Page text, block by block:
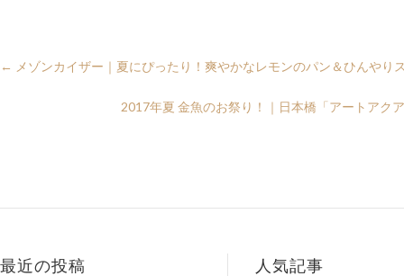
← メゾンカイザー｜夏にぴったり！爽やかなレモンのパン＆ひんやり
2017年夏 金魚のお祭り！｜日本橋「アートアク
最近の投稿 人気記事